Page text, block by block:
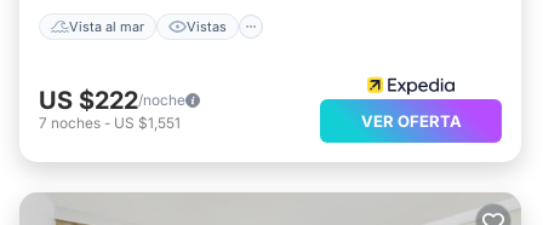
Vista al mar Vistas
US $222/noche
7 noches - US $1,551 VER OFERTA